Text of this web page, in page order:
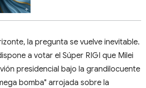
la pregunta se vuelve inevitable.
a votar el Súper RIGI que Milei
presidencial bajo la grandilocuente
bomba" arrojada sobre la